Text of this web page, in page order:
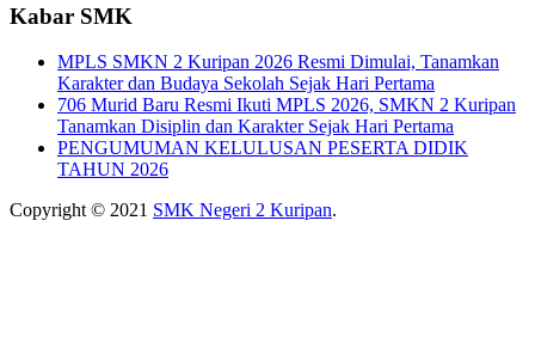
Kabar SMK
MPLS SMKN 2 Kuripan 2026 Resmi Dimulai, Tanamkan
Karakter dan Budaya Sekolah Sejak Hari Pertama
706 Murid Baru Resmi Ikuti MPLS 2026, SMKN 2 Kuripan
Tanamkan Disiplin dan Karakter Sejak Hari Pertama
PENGUMUMAN KELULUSAN PESERTA DIDIK
TAHUN 2026
Copyright © 2021 SMK Negeri 2 Kuripan.